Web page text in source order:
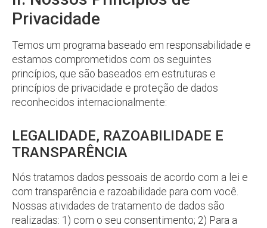
Privacidade
Temos um programa baseado em responsabilidade e
estamos comprometidos com os seguintes
princípios, que são baseados em estruturas e
princípios de privacidade e proteção de dados
reconhecidos internacionalmente:
LEGALIDADE, RAZOABILIDADE E
TRANSPARÊNCIA
Nós tratamos dados pessoais de acordo com a lei e
com transparência e razoabilidade para com você.
Nossas atividades de tratamento de dados são
realizadas: 1) com o seu consentimento; 2) Para a